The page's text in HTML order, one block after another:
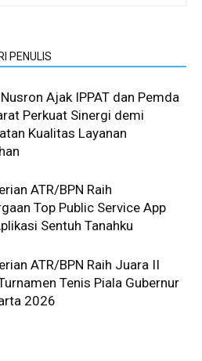
PENULIS
Ajak IPPAT dan Pemda
Perkuat Sinergi demi
Kualitas Layanan
ATR/BPN Raih
Top Public Service App
Sentuh Tanahku
ATR/BPN Raih Juara II
Tenis Piala Gubernur
2026